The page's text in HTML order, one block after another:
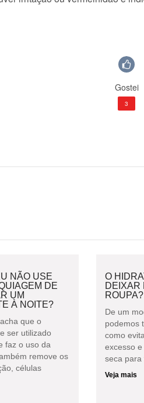
Gostei
3
NÃO USE
DE
UM
À NOITE?
que o
ser utilizado
faz o uso da
remove os
células
O
DEIXAR
ROUPA?
De um
podemos
como
excesso
seca para
Veja mais